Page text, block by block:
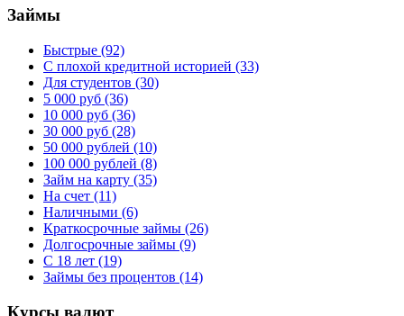
Займы
Быстрые (92)
С плохой кредитной историей (33)
Для студентов (30)
5 000 руб (36)
10 000 руб (36)
30 000 руб (28)
50 000 рублей (10)
100 000 рублей (8)
Займ на карту (35)
На счет (11)
Наличными (6)
Краткосрочные займы (26)
Долгосрочные займы (9)
С 18 лет (19)
Займы без процентов (14)
Курсы валют